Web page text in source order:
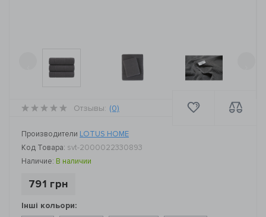
Отзывы: (0)
Производители LOTUS HOME
Код Товара: svt-2000022330893
Наличие: В наличии
791 грн
Інші кольори: